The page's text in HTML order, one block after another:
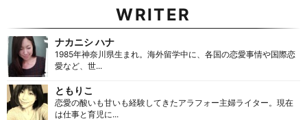
WRITER
ナカニシ ハナ
1985年神奈川県生まれ。海外留学中に、各国の恋愛事情や国際恋
愛など、世...
ともりこ
恋愛の酸いも甘いも経験してきたアラフォー主婦ライター。現在
は仕事と育児に...